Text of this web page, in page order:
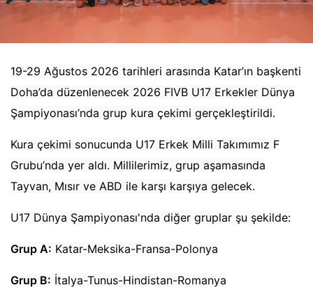
19-29 Ağustos 2026 tarihleri arasında Katar’ın başkenti
Doha’da düzenlenecek 2026 FIVB U17 Erkekler Dünya
Şampiyonası’nda grup kura çekimi gerçekleştirildi.
Kura çekimi sonucunda U17 Erkek Milli Takımımız F
Grubu’nda yer aldı. Millilerimiz, grup aşamasında
Tayvan, Mısır ve ABD ile karşı karşıya gelecek.
U17 Dünya Şampiyonası'nda diğer gruplar şu şekilde:
Grup A: Katar-Meksika-Fransa-Polonya
Grup B: İtalya-Tunus-Hindistan-Romanya